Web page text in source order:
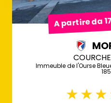
A partire da
Immeuble de l'Ourse